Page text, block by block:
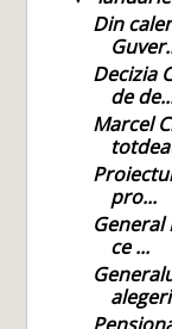
Din
Decizia
de
Marcel
pro...
General
ce ...